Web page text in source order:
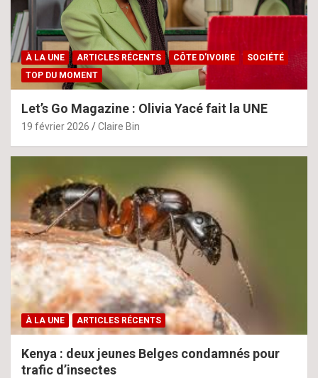
À LA UNE ARTICLES RÉCENTS CÔTE D'IVOIRE
SOCIÉTÉ
TOP DU MOMENT
Let’s Go Magazine : Olivia Yacé fait la UNE
19 février 2026 Claire Bin
À LA UNE ARTICLES RÉCENTS
Kenya : deux jeunes Belges condamnés pour
trafic d’insectes